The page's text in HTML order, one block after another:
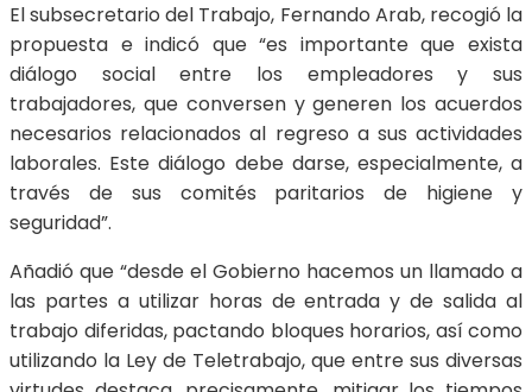
El subsecretario del Trabajo, Fernando Arab, recogió la
propuesta e indicó que “es importante que exista
diálogo social entre los empleadores y sus
trabajadores, que conversen y generen los acuerdos
necesarios relacionados al regreso a sus actividades
laborales. Este diálogo debe darse, especialmente, a
través de sus comités paritarios de higiene y
seguridad”.
Añadió que “desde el Gobierno hacemos un llamado a
las partes a utilizar horas de entrada y de salida al
trabajo diferidas, pactando bloques horarios, así como
utilizando la Ley de Teletrabajo, que entre sus diversas